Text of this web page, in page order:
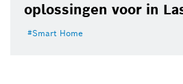
oplossingen voor in
Smart Home